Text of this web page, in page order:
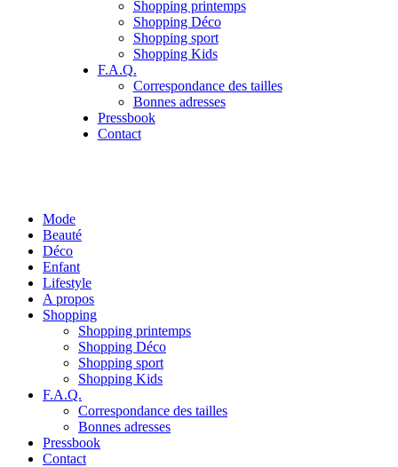
Shopping printemps
Shopping Déco
Shopping sport
Shopping Kids
F.A.Q.
Correspondance des tailles
Bonnes adresses
Pressbook
Contact
Mode
Beauté
Déco
Enfant
Lifestyle
A propos
Shopping
Shopping printemps
Shopping Déco
Shopping sport
Shopping Kids
F.A.Q.
Correspondance des tailles
Bonnes adresses
Pressbook
Contact